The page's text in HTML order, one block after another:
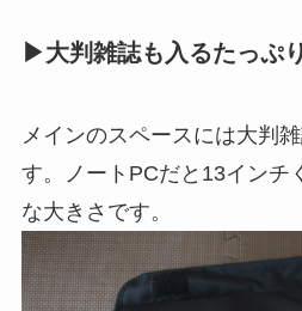
▶︎大判雑誌も入るたっぷ
メインのスペースには大判
す。ノートPCだと13インチ
な大きさです。